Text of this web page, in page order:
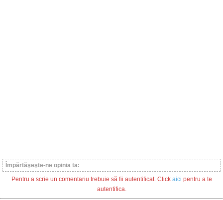
Împărtăşeşte-ne opinia ta:
Pentru a scrie un comentariu trebuie să fii autentificat. Click aici pentru a te
autentifica.